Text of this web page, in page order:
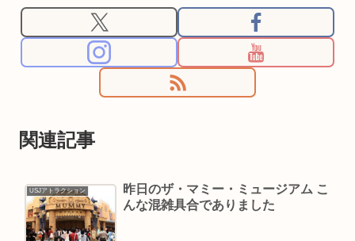
関連記事
USJアトラクション
昨日のザ・マミー・ミュージアム こ
んな混雑具合でありました